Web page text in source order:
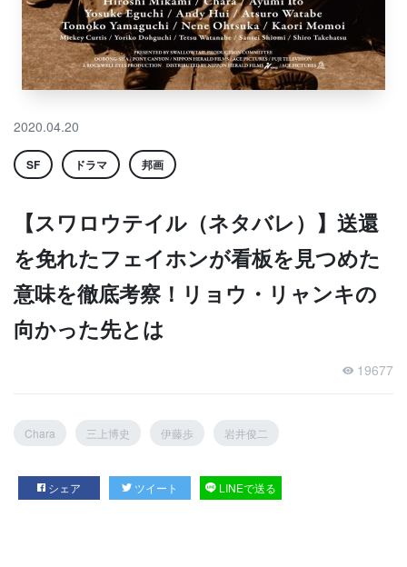
2020.04.20
SF ドラマ 邦画
【スワロウテイル（ネタバレ）】送還
を免れたフェイホンが看板を見つめた
意味を徹底考察！リョウ・リャンキの
向かった先とは
19677
Chara 三上博史 伊藤歩 岩井俊二
シェア ツイート LINEで送る